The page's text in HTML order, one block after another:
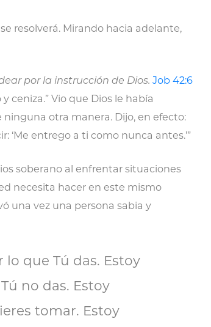
resolverá. Mirando hacia adelante,
por la instrucción de Dios. Job 42:6
ceniza.” Vio que Dios le había
otra manera. Dijo, en efecto:
‘Me entrego a ti como nunca antes.’”
soberano al enfrentar situaciones
necesita hacer en este mismo
una vez una persona sabia y
lo que Tú das. Estoy
no das. Estoy
tomar. Estoy